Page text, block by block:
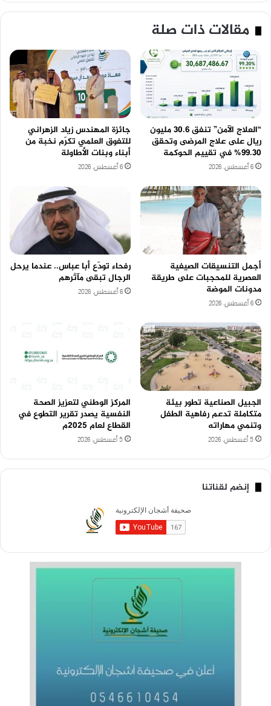
مقالات ذات صلة
“العلاج الآمن” تنفق 30.6 مليون
ريال على علاج المرضى وتحقق
99.30% في تقييم الحوكمة
6 أغسطس، 2026
جائزة المهندس زياد الزهراني
للتفوق العلمي تكرّم نخبة من
أبناء وبنات الأطاولة
6 أغسطس، 2026
أجمل التنسيقات الصيفية
العصرية للمحجبات على طريقة
مدونات الموضة
6 أغسطس، 2026
رفحاء تودّع أبا عباس.. عندما يرحل
الرجال تبقى مآثرهم
6 أغسطس، 2026
الجبيل الصناعية تطور بيئة
متكاملة تدعم رفاهية الطفل
وتنمي مهاراته
5 أغسطس، 2026
المركز الوطني لتعزيز الصحة
النفسية يصدر تقرير التطوع في
القطاع لعام 2025م
5 أغسطس، 2026
إنضم لقناتنا